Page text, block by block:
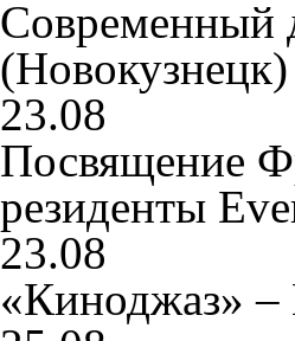
Современный
(Новокузнецк)
23.08
Посвящение
резиденты
23.08
«Киноджаз»